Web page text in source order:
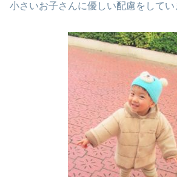
小さいお子さんに優しい配慮をしてい